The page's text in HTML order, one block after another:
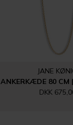
JANE
ANKERKÆDE 80 CM
DKK